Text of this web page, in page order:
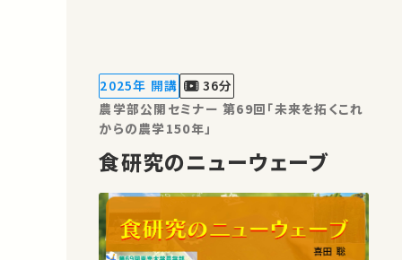
2025年 開講
36分
農学部公開セミナー 第69回「未来を拓くこれ
からの農学150年」
食研究のニューウェーブ